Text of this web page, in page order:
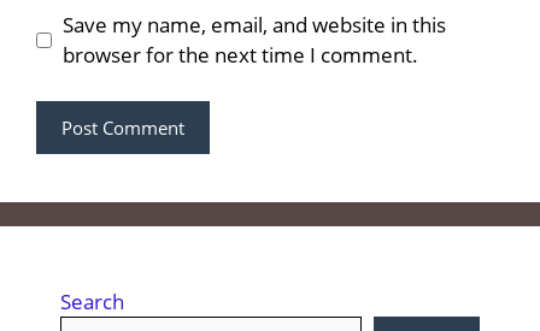
Save my name, email, and website in this
browser for the next time I comment.
Search